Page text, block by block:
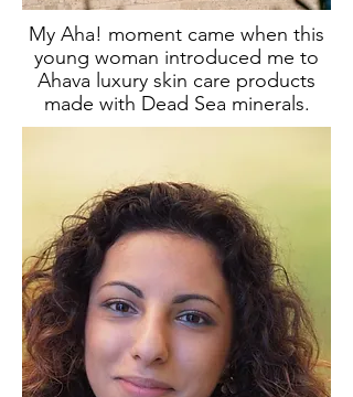
My Aha! moment came when this
young woman introduced me to
Ahava luxury skin care products
made with Dead Sea minerals.